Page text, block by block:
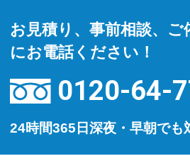
お見積り、事前相談、ご
にお電話ください！
0120-64-
24時間365日深夜・早朝でも